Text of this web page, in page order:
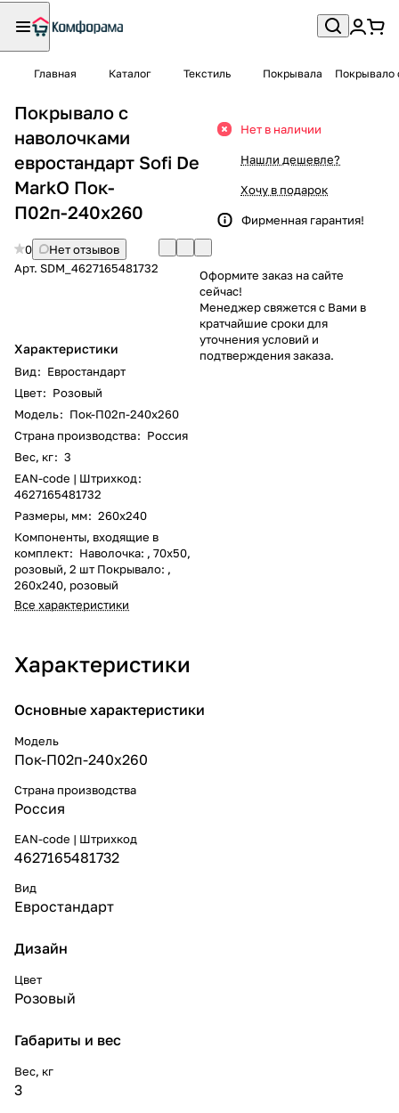
Главная Каталог Текстиль Покрывала Покрывало
Покрывало с
наволочками
евростандарт Sofi De
MarkO Пок-
П02п-240х260
0
Нет отзывов
Арт. SDM_4627165481732
Характеристики
Вид: Евростандарт
Цвет: Розовый
Модель: Пок-П02п-240х260
Страна производства: Россия
Вес, кг: 3
EAN-code | Штрихкод:
4627165481732
Размеры, мм: 260x240
Компоненты, входящие в
комплект: Наволочка: , 70x50,
розовый, 2 шт Покрывало: ,
260x240, розовый
Все характеристики
Нет в наличии
Нашли дешевле?
Хочу в подарок
Фирменная гарантия!
Оформите заказ на сайте
сейчас!
Менеджер свяжется с Вами в
кратчайшие сроки для
уточнения условий и
подтверждения заказа.
Характеристики
Основные характеристики
Модель
Пок-П02п-240х260
Страна производства
Россия
EAN-code | Штрихкод
4627165481732
Вид
Евростандарт
Дизайн
Цвет
Розовый
Габариты и вес
Вес, кг
3